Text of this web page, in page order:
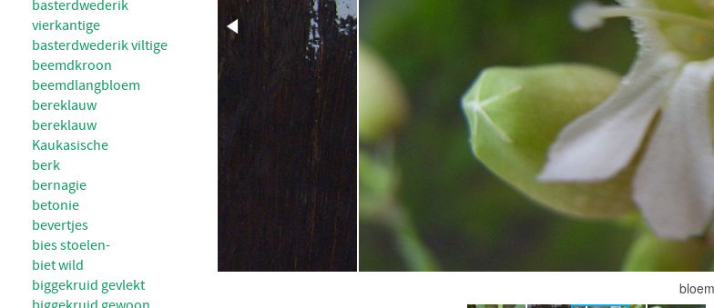
basterdwederik
vierkantige
basterdwederik viltige
beemdkroon
beemdlangbloem
bereklauw
bereklauw
Kaukasische
berk
bernagie
betonie
bevertjes
bies stoelen-
biet wild
biggekruid gevlekt